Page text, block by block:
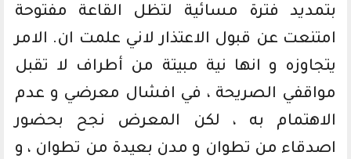
بتمديد فترة مسائية لتظل القاعة مفتوحة
امتنعت عن قبول الاعتذار لاني علمت ان. الامر
يتجاوزه و انها نية مبيتة من أطراف لا تقبل
مواقفي الصريحة ، في افشال معرضي و عدم
الاهتمام به ، لكن المعرض نجح بحضور
اصدقاء من تطوان و مدن بعيدة من تطوان ، و